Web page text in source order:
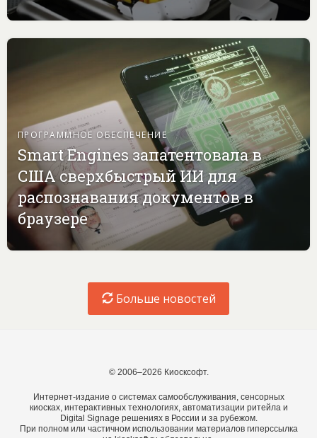
ПРОГРАММНОЕ ОБЕСПЕЧЕНИЕ
Smart Engines запатентовала в
США сверхбыстрый ИИ для
распознавания документов в
браузере
Больше новостей
© 2006–2026 Киосксофт.
Интернет-издание о системах самообслуживания, сенсорных
киосках, интерактивных технологиях, автоматизации ритейла и
Digital Signage решениях в России и за рубежом.
При полном или частичном использовании материалов гиперссылка